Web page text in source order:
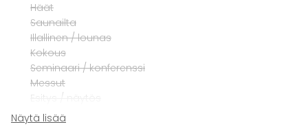
Häät
Saunailta
Illallinen / lounas
Kokous
Seminaari / konferenssi
Messut
Esitys / näytös
Virkistystilaisuus
Näytä lisää